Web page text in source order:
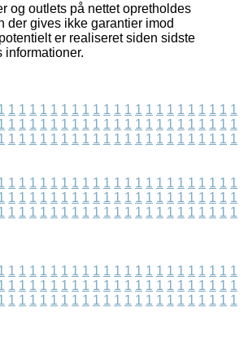
og outlets på nettet opretholdes
der gives ikke garantier imod
er realiseret siden sidste
informationer.
1 1 1 1 1 1 1 1 1 1 1 1 1 1 1 1 1 1 1 1 1 1
1 1 1 1 1 1 1 1 1 1 1 1 1 1 1 1 1 1 1 1 1 1
1 1 1 1 1 1 1 1 1 1 1 1 1 1 1 1 1 1 1 1 1 1
1 1 1 1 1 1 1 1 1 1 1 1 1 1 1 1 1 1 1 1 1 1
1 1 1 1 1 1 1 1 1 1 1 1 1 1 1 1 1 1 1 1 1 1
1 1 1 1 1 1 1 1 1 1 1 1 1 1 1 1 1 1 1 1 1 1
1 1 1 1 1 1 1 1 1 1 1 1 1 1 1 1 1 1 1 1 1 1
1 1 1 1 1 1 1 1 1 1 1 1 1 1 1 1 1 1 1 1 1 1
1 1 1 1 1 1 1 1 1 1 1 1 1 1 1 1 1 1 1 1 1 1